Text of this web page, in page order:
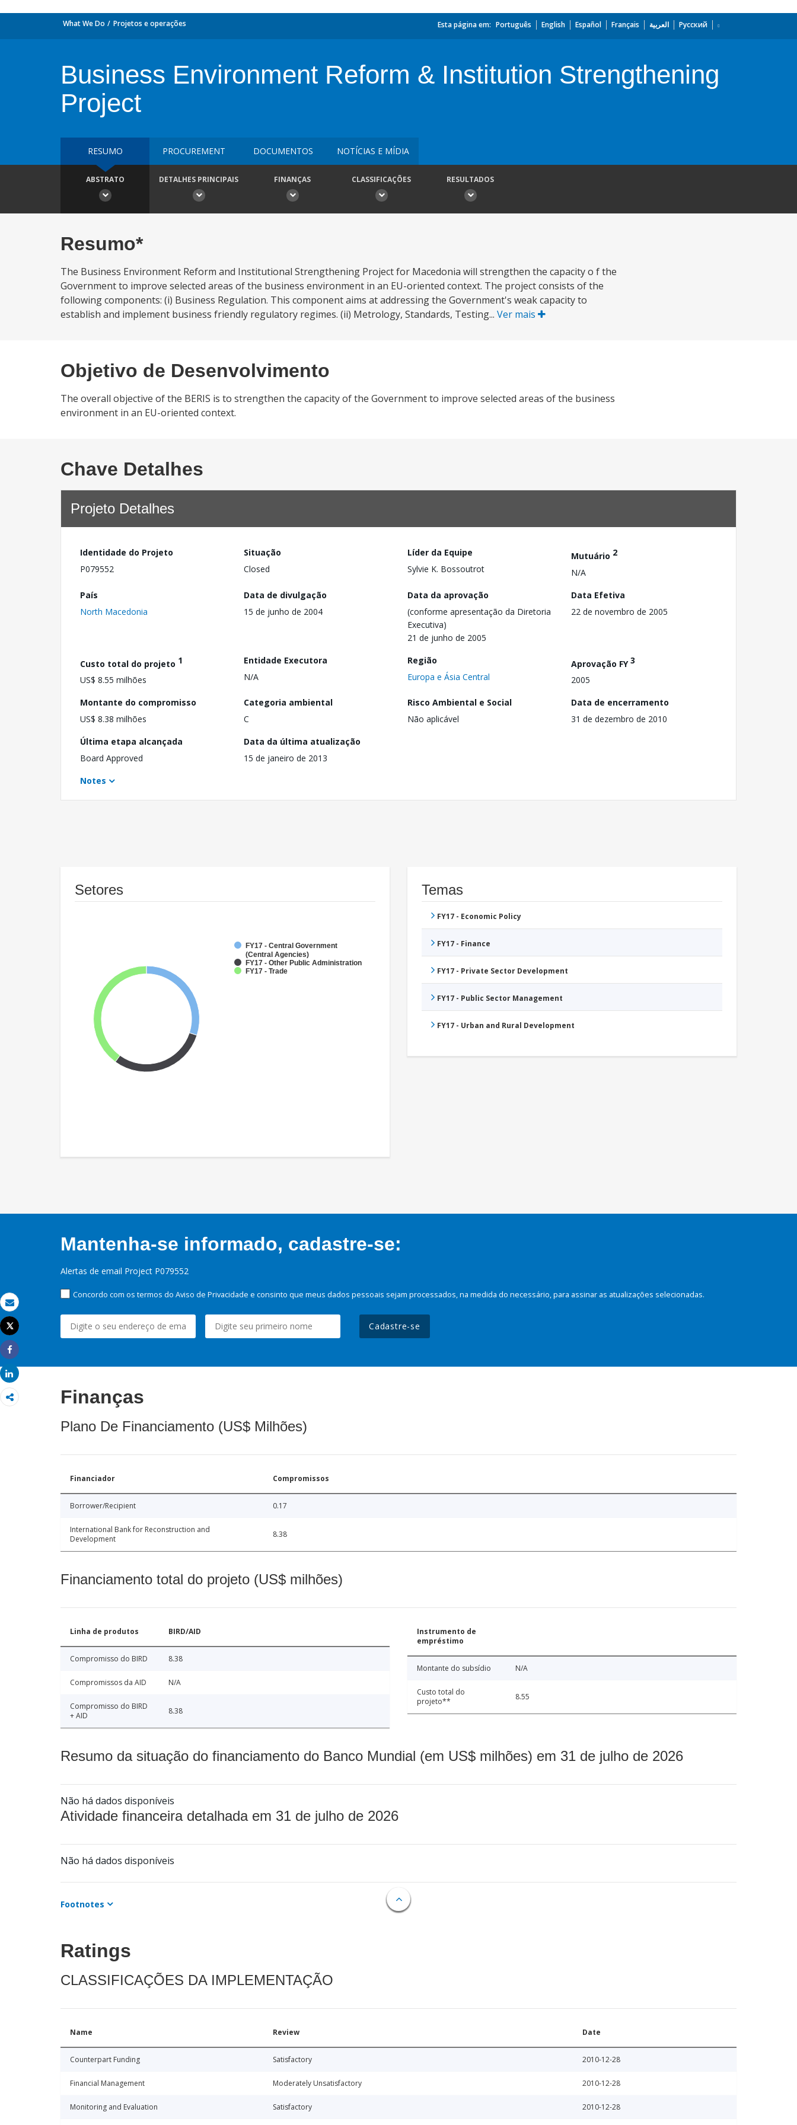
Email
Imprimir
Tweet
Share
Share
What We Do Projetos e operações Esta página em: Português English Español Français العربية Русский
Business Environment Reform & Institution Strengthening
Project
RESUMO PROCUREMENT DOCUMENTOS NOTÍCIAS E MÍDIA
ABSTRATO DETALHES PRINCIPAIS FINANÇAS CLASSIFICAÇÕES RESULTADOS
Resumo*
The Business Environment Reform and Institutional Strengthening Project for Macedonia will strengthen the capacity o f the
Government to improve selected areas of the business environment in an EU-oriented context. The project consists of the
following components: (i) Business Regulation. This component aims at addressing the Government's weak capacity to
establish and implement business friendly regulatory regimes. (ii) Metrology, Standards, Testing... Ver mais
Objetivo de Desenvolvimento
The overall objective of the BERIS is to strengthen the capacity of the Government to improve selected areas of the business
environment in an EU-oriented context.
Chave Detalhes
Projeto Detalhes
Identidade do Projeto
P079552
Situação
Closed
Líder da Equipe
Sylvie K. Bossoutrot
Mutuário 2
N/A
País
North Macedonia
Data de divulgação
15 de junho de 2004
Data da aprovação
(conforme apresentação da Diretoria
Executiva)
21 de junho de 2005
Data Efetiva
22 de novembro de 2005
Custo total do projeto 1
US$ 8.55 milhões
Entidade Executora
N/A
Região
Europa e Ásia Central
Aprovação FY3
2005
Montante do compromisso
US$ 8.38 milhões
Categoria ambiental
C
Risco Ambiental e Social
Não aplicável
Data de encerramento
31 de dezembro de 2010
Última etapa alcançada
Board Approved
Data da última atualização
15 de janeiro de 2013
Notes
Setores
FY17 - Central Government
(Central Agencies)
FY17 - Other Public Administration
FY17 - Trade
Temas
FY17 - Economic Policy
FY17 - Finance
FY17 - Private Sector Development
FY17 - Public Sector Management
FY17 - Urban and Rural Development
Mantenha-se informado, cadastre-se:
Alertas de email Project P079552
Concordo com os termos do Aviso de Privacidade e consinto que meus dados pessoais sejam processados, na medida do necessário, para assinar as atualizações selecionadas.
Cadastre-se
Finanças
Plano De Financiamento (US$ Milhões)
Financiador Compromissos
Borrower/Recipient 0.17
International Bank for Reconstruction and
Development
8.38
Financiamento total do projeto (US$ milhões)
Linha de produtos BIRD/AID
Compromisso do BIRD 8.38
Compromissos da AID N/A
Compromisso do BIRD
+ AID
8.38
Instrumento de
empréstimo
Montante do subsídio N/A
Custo total do
projeto**
8.55
Resumo da situação do financiamento do Banco Mundial (em US$ milhões) em 31 de julho de 2026
Não há dados disponíveis
Atividade financeira detalhada em 31 de julho de 2026
Não há dados disponíveis
Footnotes
Ratings
CLASSIFICAÇÕES DA IMPLEMENTAÇÃO
Name Review Date
Counterpart Funding Satisfactory 2010-12-28
Financial Management Moderately Unsatisfactory 2010-12-28
Monitoring and Evaluation Satisfactory 2010-12-28